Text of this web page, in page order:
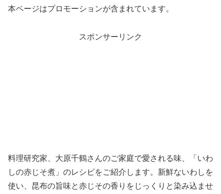
本ページはプロモーションが含まれています。
スポンサーリンク
料理研究家、大原千鶴さんのご家庭で愛される味、「いわ
しの赤じそ煮」のレシピをご紹介します。新鮮ないわしを
使い、昆布の旨味と赤じその香りをじっくりと染み込ませ